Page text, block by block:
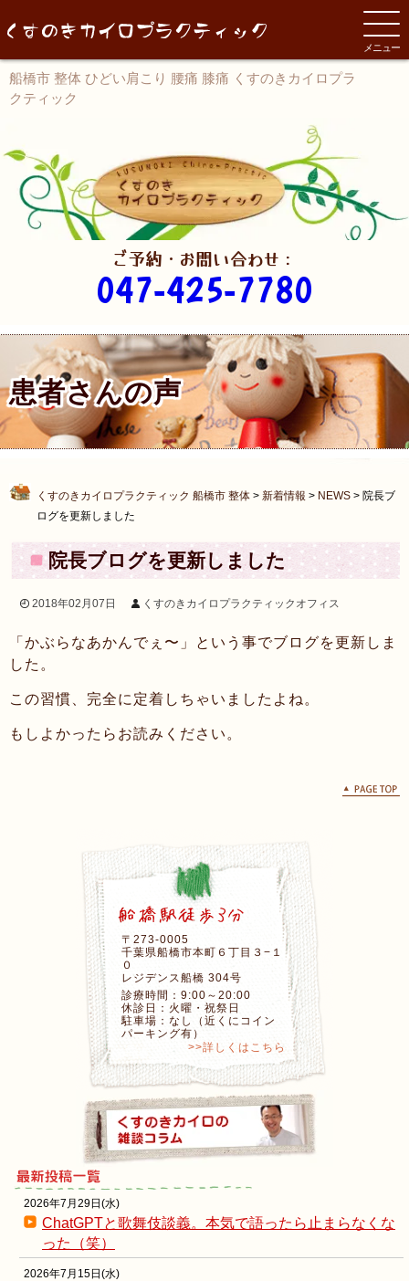
船橋市 整体 ひどい肩こり 腰痛 膝痛 くすのきカイロプラ
クティック
ご予約・お問い合わせ：
047-425-7780
患者さんの声
くすのきカイロプラクティック 船橋市 整体 > 新着情報 > NEWS > 院長ブ
ログを更新しました
院長ブログを更新しました
2018年02月07日 くすのきカイロプラクティックオフィス
「かぶらなあかんでぇ〜」という事でブログを更新しま
した。
この習慣、完全に定着しちゃいましたよね。
もしよかったらお読みください。
〒273-0005
千葉県船橋市本町６丁目３−１
０
レジデンス船橋 304号
診療時間：9:00～20:00
休診日：火曜・祝祭日
駐車場：なし（近くにコイン
パーキング有）
>>詳しくはこちら
2026年7月29日(水)
ChatGPTと歌舞伎談義。本気で語ったら止まらなくな
った（笑）
2026年7月15日(水)
メニュー